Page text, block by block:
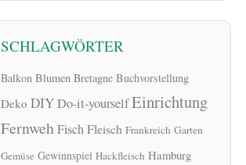
SCHLAGWÖRTER
Balkon Blumen Bretagne Buchvorstellung
Deko DIYDo-it-yourselfEinrichtung
FernwehFischFleisch Frankreich Garten
Gemüse Gewinnspiel Hackfleisch Hamburg